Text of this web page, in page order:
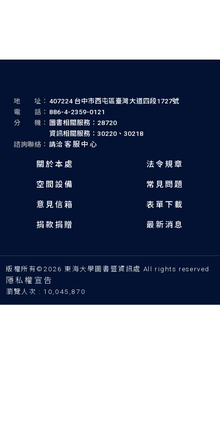
地 址： 407224 台中市西屯區臺灣大道四段1727號
電 話： 886-4-2359-0121
分 機：
圖書相關服務：28720
資訊相關服務：30220、30218
諮詢聯絡： 請洽 客服中心
關於本處
空間設備
意見信箱
捐款捐贈
法令規章
常見問題
表單下載
最新消息
版權所有©2026 東海大學圖書暨資訊處 All rights reserved
隱私權宣告
瀏覽人次 : 10,045,870